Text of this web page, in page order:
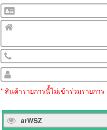
* สินค้ารายการนี้้ไม่เข้าร่วมรายการ